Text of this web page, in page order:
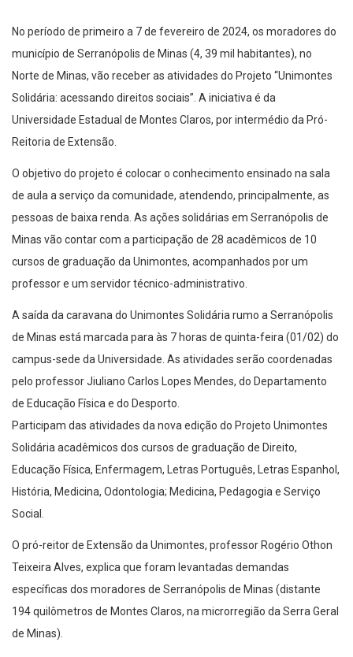
No período de primeiro a 7 de fevereiro de 2024, os moradores do
município de Serranópolis de Minas (4, 39 mil habitantes), no
Norte de Minas, vão receber as atividades do Projeto “Unimontes
Solidária: acessando direitos sociais”. A iniciativa é da
Universidade Estadual de Montes Claros, por intermédio da Pró-
Reitoria de Extensão.
O objetivo do projeto é colocar o conhecimento ensinado na sala
de aula a serviço da comunidade, atendendo, principalmente, as
pessoas de baixa renda. As ações solidárias em Serranópolis de
Minas vão contar com a participação de 28 acadêmicos de 10
cursos de graduação da Unimontes, acompanhados por um
professor e um servidor técnico-administrativo.
A saída da caravana do Unimontes Solidária rumo a Serranópolis
de Minas está marcada para às 7 horas de quinta-feira (01/02) do
campus-sede da Universidade. As atividades serão coordenadas
pelo professor Jiuliano Carlos Lopes Mendes, do Departamento
de Educação Física e do Desporto.
Participam das atividades da nova edição do Projeto Unimontes
Solidária acadêmicos dos cursos de graduação de Direito,
Educação Física, Enfermagem, Letras Português, Letras Espanhol,
História, Medicina, Odontologia; Medicina, Pedagogia e Serviço
Social.
O pró-reitor de Extensão da Unimontes, professor Rogério Othon
Teixeira Alves, explica que foram levantadas demandas
específicas dos moradores de Serranópolis de Minas (distante
194 quilômetros de Montes Claros, na microrregião da Serra Geral
de Minas).